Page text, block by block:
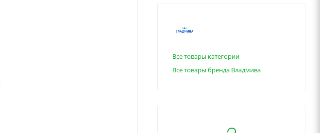
Все товары категории
Все товары бренда Владмива